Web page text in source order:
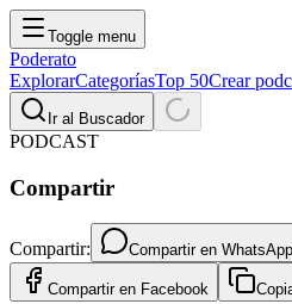
Toggle menu
Poderato
ExplorarCategoríasTop 50Crear
Ir al Buscador
PODCAST
Compartir
Compartir: Compartir en WhatsApp
Compartir en Facebook